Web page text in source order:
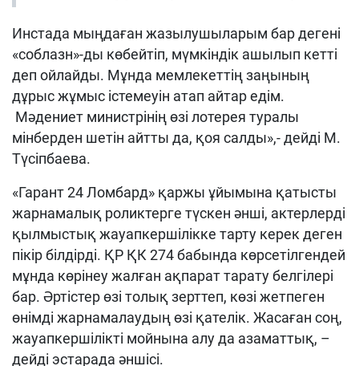
Инстада мыңдаған жазылушыларым бар дегені
«соблазн»-ды көбейтіп, мүмкіндік ашылып кетті
деп ойлайды. Мұнда мемлекеттің заңының
дұрыс жұмыс істемеуін атап айтар едім.
Мәдениет министрінің өзі лотерея туралы
мінберден шетін айтты да, қоя салды»,- дейді М.
Түсіпбаева.
«Гарант 24 Ломбард» қаржы ұйымына қатысты
жарнамалық роликтерге түскен әнші, актерлерді
қылмыстық жауапкершілікке тарту керек деген
пікір білдірді. ҚР ҚК 274 бабында көрсетілгендей
мұнда көрінеу жалған ақпарат тарату белгілері
бар. Әртістер өзі толық зерттеп, көзі жетпеген
өнімді жарнамалаудың өзі қателік. Жасаған соң,
жауапкершілікті мойнына алу да азаматтық, –
дейді эстарада әншісі.